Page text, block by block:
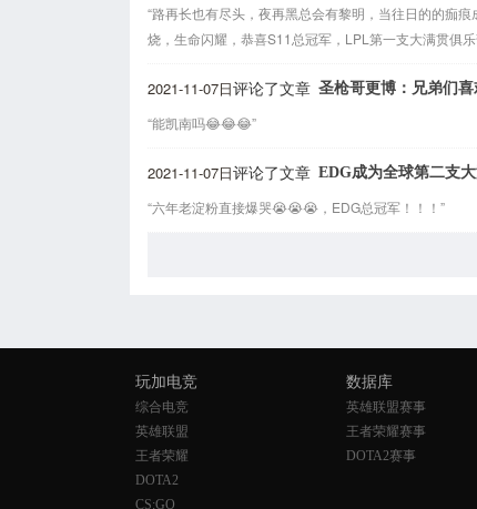
“路再长也有尽头，夜再黑总会有黎明，当往日的的痂
烧，生命闪耀，恭喜S11总冠军，LPL第一支大满贯
2021-11-07日评论了文章 圣枪哥更博：兄弟们
“能凯南吗😂😂😂”
2021-11-07日评论了文章 EDG成为全球第二支
“六年老淀粉直接爆哭😭😭😭，EDG总冠军！！！”
玩加电竞
综合电竞
英雄联盟
王者荣耀
DOTA2
CS:GO
数据库
英雄联盟赛事
王者荣耀赛事
DOTA2赛事